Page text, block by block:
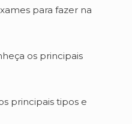
para fazer na
os principais
principais tipos e